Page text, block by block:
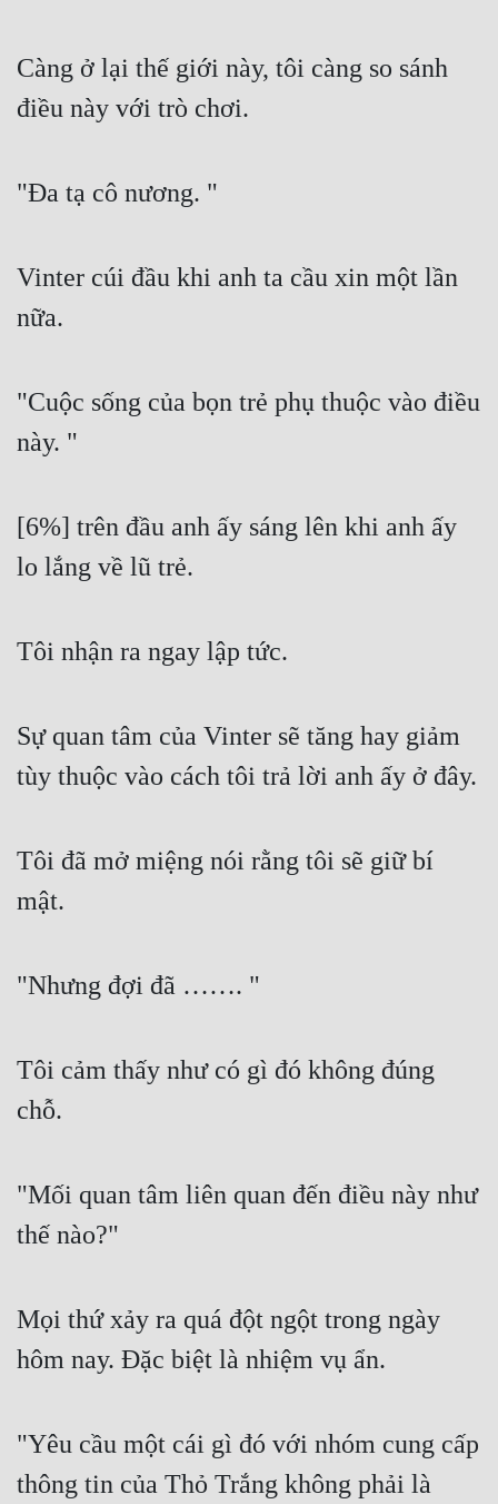
Càng ở lại thế giới này, tôi càng so sánh
điều này với trò chơi.
"Đa tạ cô nương. "
Vinter cúi đầu khi anh ta cầu xin một lần
nữa.
"Cuộc sống của bọn trẻ phụ thuộc vào điều
này. "
[6%] trên đầu anh ấy sáng lên khi anh ấy
lo lắng về lũ trẻ.
Tôi nhận ra ngay lập tức.
Sự quan tâm của Vinter sẽ tăng hay giảm
tùy thuộc vào cách tôi trả lời anh ấy ở đây.
Tôi đã mở miệng nói rằng tôi sẽ giữ bí
mật.
"Nhưng đợi đã ……. "
Tôi cảm thấy như có gì đó không đúng
chỗ.
"Mối quan tâm liên quan đến điều này như
thế nào?"
Mọi thứ xảy ra quá đột ngột trong ngày
hôm nay. Đặc biệt là nhiệm vụ ẩn.
"Yêu cầu một cái gì đó với nhóm cung cấp
thông tin của Thỏ Trắng không phải là